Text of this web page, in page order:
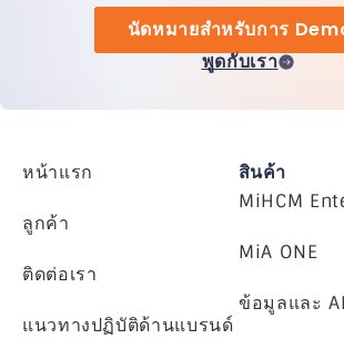
นัดหมายสำหรับการ
พูดกับเรา
หน้าแรก
ลูกค้า
ติดต่อเรา
แนวทางปฏิบัติด้านแบรนด์
สินค้า
MiHCM
MiA ONE
ข้อมูลและ